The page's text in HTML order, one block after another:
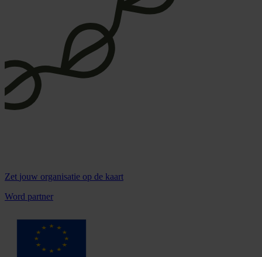
Zet jouw organisatie op de kaart
Word partner